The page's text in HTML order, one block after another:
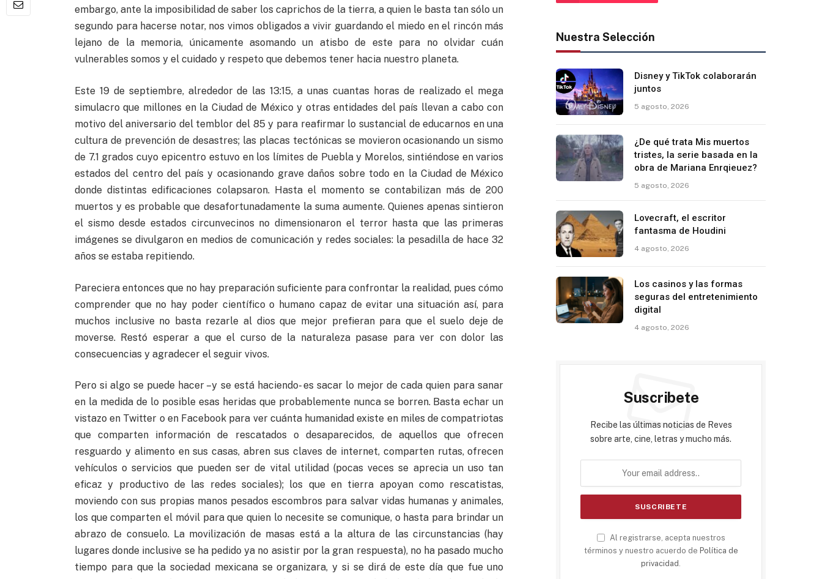
embargo, ante la imposibilidad de saber los caprichos de la tierra, a quien le basta tan sólo un
segundo para hacerse notar, nos vimos obligados a vivir guardando el miedo en el rincón más
lejano de la memoria, únicamente asomando un atisbo de este para no olvidar cuán
vulnerables somos y el cuidado y respeto que debemos tener hacia nuestro planeta.
Este 19 de septiembre, alrededor de las 13:15, a unas cuantas horas de realizado el mega
simulacro que millones en la Ciudad de México y otras entidades del país llevan a cabo con
motivo del aniversario del temblor del 85 y para reafirmar lo sustancial de educarnos en una
cultura de prevención de desastres; las placas tectónicas se movieron ocasionando un sismo
de 7.1 grados cuyo epicentro estuvo en los límites de Puebla y Morelos, sintiéndose en varios
estados del centro del país y ocasionando grave daños sobre todo en la Ciudad de México
donde distintas edificaciones colapsaron. Hasta el momento se contabilizan más de 200
muertos y es probable que desafortunadamente la suma aumente. Quienes apenas sintieron
el sismo desde estados circunvecinos no dimensionaron el terror hasta que las primeras
imágenes se divulgaron en medios de comunicación y redes sociales: la pesadilla de hace 32
años se estaba repitiendo.
Pareciera entonces que no hay preparación suficiente para confrontar la realidad, pues cómo
comprender que no hay poder científico o humano capaz de evitar una situación así, para
muchos inclusive no basta rezarle al dios que mejor prefieran para que el suelo deje de
moverse. Restó esperar a que el curso de la naturaleza pasase para ver con dolor las
consecuencias y agradecer el seguir vivos.
Pero si algo se puede hacer –y se está haciendo- es sacar lo mejor de cada quien para sanar
en la medida de lo posible esas heridas que probablemente nunca se borren. Basta echar un
vistazo en Twitter o en Facebook para ver cuánta humanidad existe en miles de compatriotas
que comparten información de rescatados o desaparecidos, de aquellos que ofrecen
resguardo y alimento en sus casas, abren sus claves de internet, comparten rutas, ofrecen
vehículos o servicios que pueden ser de vital utilidad (pocas veces se aprecia un uso tan
eficaz y productivo de las redes sociales); los que en tierra apoyan como rescatistas,
moviendo con sus propias manos pesados escombros para salvar vidas humanas y animales,
los que comparten el móvil para que quien lo necesite se comunique, o hasta para brindar un
abrazo de consuelo. La movilización de masas está a la altura de las circunstancias (hay
lugares donde inclusive se ha pedido ya no asistir por la gran respuesta), no ha pasado mucho
tiempo para que la sociedad mexicana se organizara, y si se dirá de este día que fue uno
Nuestra Selección
Disney y TikTok colaborarán
juntos
5 agosto, 2026
¿De qué trata Mis muertos
tristes, la serie basada en la
obra de Mariana Enrqieuez?
5 agosto, 2026
Lovecraft, el escritor
fantasma de Houdini
4 agosto, 2026
Los casinos y las formas
seguras del entretenimiento
digital
4 agosto, 2026
Suscribete
Recibe las últimas noticias de Reves
sobre arte, cine, letras y mucho más.
Al registrarse, acepta nuestros
términos y nuestro acuerdo de Política de
privacidad